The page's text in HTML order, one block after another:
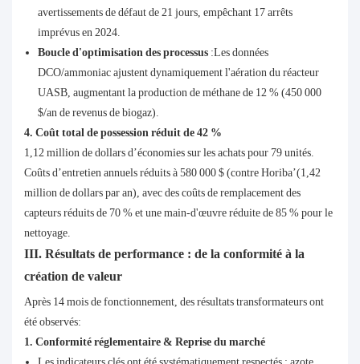
avertissements de défaut de 21 jours, empêchant 17 arrêts
imprévus en 2024.
Boucle d'optimisation des processus :Les données
DCO/ammoniac ajustent dynamiquement l'aération du réacteur
UASB, augmentant la production de méthane de 12 % (450 000
$/an de revenus de biogaz).
4. Coût total de possession réduit de 42 %
1,12 million de dollars d’économies sur les achats pour 79 unités.
Coûts d’entretien annuels réduits à 580 000 $ (contre Horiba’(1,42
million de dollars par an), avec des coûts de remplacement des
capteurs réduits de 70 % et une main-d'œuvre réduite de 85 % pour le
nettoyage.
III. Résultats de performance : de la conformité à la
création de valeur
Après 14 mois de fonctionnement, des résultats transformateurs ont
été observés:
1. Conformité réglementaire & Reprise du marché